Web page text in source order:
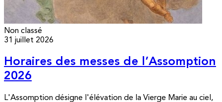
Non classé
31 juillet 2026
Horaires des messes de l’Assomption
2026
L'Assomption désigne l'élévation de la Vierge Marie au ciel,